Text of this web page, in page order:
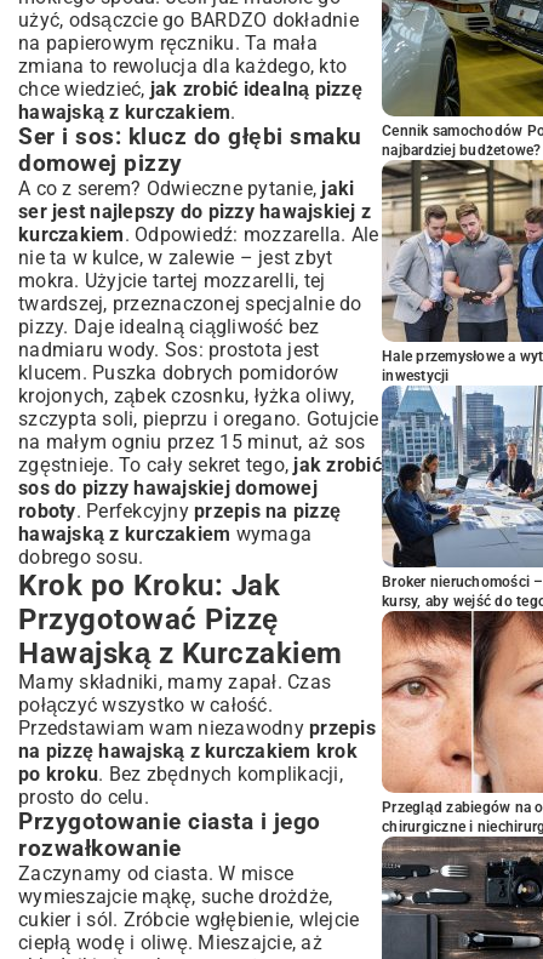
użyć, odsączcie go BARDZO dokładnie
na papierowym ręczniku. Ta mała
zmiana to rewolucja dla każdego, kto
chce wiedzieć, jak zrobić idealną pizzę
hawajską z kurczakiem.
Ser i sos: klucz do głębi smaku
domowej pizzy
A co z serem? Odwieczne pytanie, jaki
ser jest najlepszy do pizzy hawajskiej z
kurczakiem. Odpowiedź: mozzarella. Ale
nie ta w kulce, w zalewie – jest zbyt
mokra. Użyjcie tartej mozzarelli, tej
twardszej, przeznaczonej specjalnie do
pizzy. Daje idealną ciągliwość bez
nadmiaru wody. Sos: prostota jest
klucem. Puszka dobrych pomidorów
krojonych, ząbek czosnku, łyżka oliwy,
szczypta soli, pieprzu i oregano. Gotujcie
na małym ogniu przez 15 minut, aż sos
zgęstnieje. To cały sekret tego, jak zrobić
sos do pizzy hawajskiej domowej
roboty. Perfekcyjny przepis na pizzę
hawajską z kurczakiem wymaga
dobrego sosu.
Krok po Kroku: Jak
Przygotować Pizzę
Hawajską z Kurczakiem
Mamy składniki, mamy zapał. Czas
połączyć wszystko w całość.
Przedstawiam wam niezawodny przepis
na pizzę hawajską z kurczakiem krok
po kroku. Bez zbędnych komplikacji,
prosto do celu.
Przygotowanie ciasta i jego
rozwałkowanie
Zaczynamy od ciasta. W misce
wymieszajcie mąkę, suche drożdże,
cukier i sól. Zróbcie wgłębienie, wlejcie
ciepłą wodę i oliwę. Mieszajcie, aż
Cennik samochodów
najbardziej budżetowe?
Hale przemysłowe a
inwestycji
Broker nieruchomości
kursy, aby wejść do
Przegląd zabiegów na
chirurgiczne i